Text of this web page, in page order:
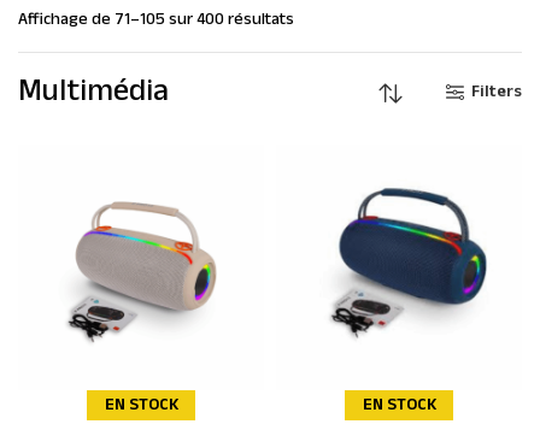
Affichage de 71–105 sur 400 résultats
Multimédia Filters
EN STOCK EN STOCK